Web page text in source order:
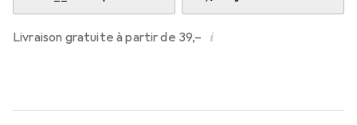
Livraison gratuite à partir de 39,– i